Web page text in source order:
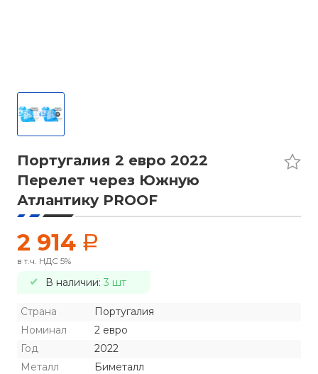
Португалия 2 евро 2022
Перелет через Южную
Атлантику PROOF
2 914 a
в т.ч. НДС 5%
В наличии: 3 шт
Страна
Португалия
Номинал
2 евро
Год
2022
Металл
Биметалл